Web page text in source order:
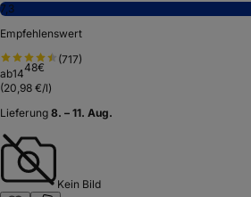
7,3
Empfehlenswert
(717)
ab1448€
(20,98 €/l)
Lieferung 8. – 11. Aug.
Kein Bild